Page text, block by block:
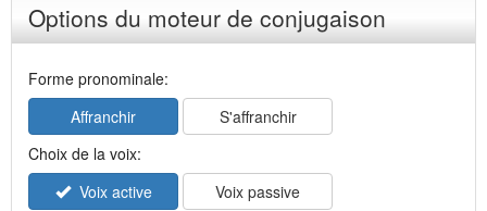
Options du moteur de conjugaison
Forme pronominale:
Affranchir
S'affranchir
Choix de la voix:
Voix active
Voix passive